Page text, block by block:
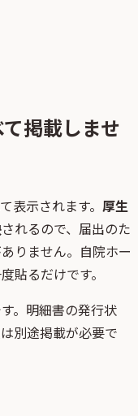
掲載しませ
表示されます。 厚生
されるので、届出のた
りません。自院ホー
貼るだけです。
。明細書の発行状
別途掲載が必要で